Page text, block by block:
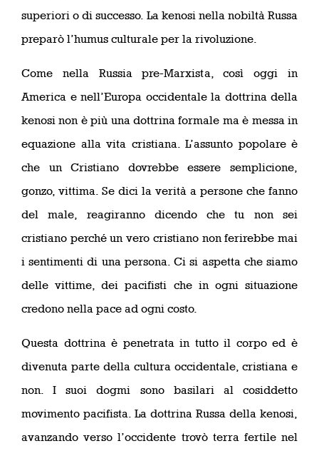
superiori o di successo. La kenosi nella nobiltà Russa
preparò l’humus culturale per la rivoluzione.
Come nella Russia pre-Marxista, così oggi in
America e nell’Europa occidentale la dottrina della
kenosi non è più una dottrina formale ma è messa in
equazione alla vita cristiana. L’assunto popolare è
che un Cristiano dovrebbe essere semplicione,
gonzo, vittima. Se dici la verità a persone che fanno
del male, reagiranno dicendo che tu non sei
cristiano perché un vero cristiano non ferirebbe mai
i sentimenti di una persona. Ci si aspetta che siamo
delle vittime, dei pacifisti che in ogni situazione
credono nella pace ad ogni costo.
Questa dottrina è penetrata in tutto il corpo ed è
divenuta parte della cultura occidentale, cristiana e
non. I suoi dogmi sono basilari al cosiddetto
movimento pacifista. La dottrina Russa della kenosi,
avanzando verso l’occidente trovò terra fertile nel